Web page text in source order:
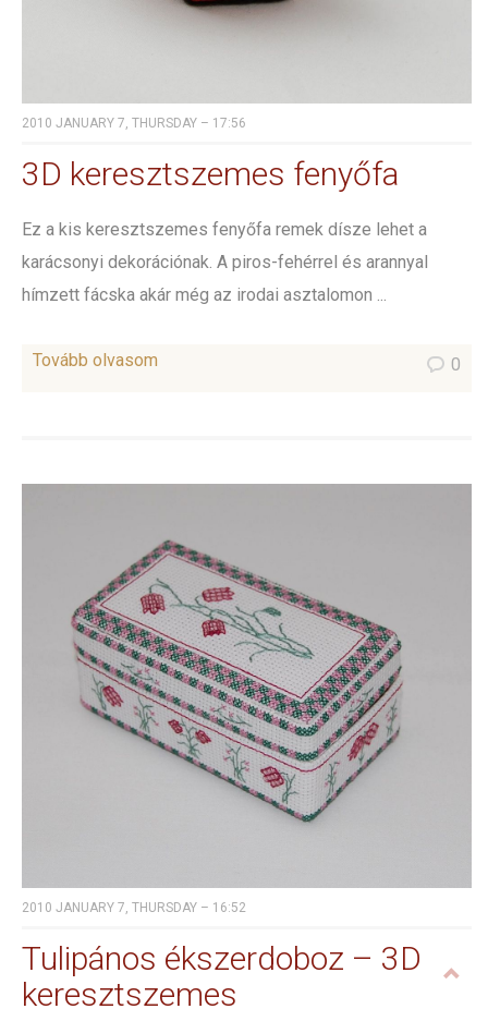
2010 JANUARY 7, THURSDAY – 17:56
3D keresztszemes fenyőfa
Ez a kis keresztszemes fenyőfa remek dísze lehet a
karácsonyi dekorációnak. A piros-fehérrel és arannyal
hímzett fácska akár még az irodai asztalomon ...
Tovább olvasom 0
2010 JANUARY 7, THURSDAY – 16:52
Tulipános ékszerdoboz – 3D
keresztszemes